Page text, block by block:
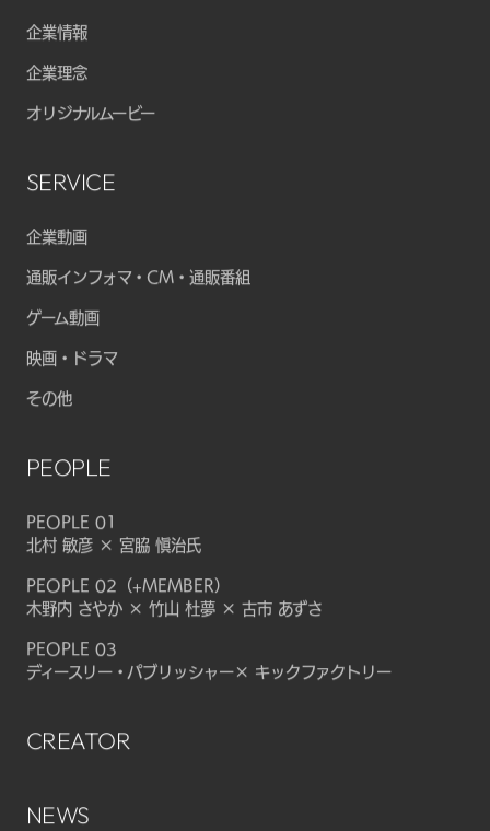
企業情報
企業理念
オリジナルムービー
SERVICE
企業動画
通販インフォマ・CM・通販番組
ゲーム動画
映画・ドラマ
その他
PEOPLE
PEOPLE 01
北村 敏彦 × 宮脇 愼治氏
PEOPLE 02（+MEMBER）
木野内 さやか × 竹山 杜夢 × 古市 あずさ
PEOPLE 03
ディースリー・パブリッシャー× キックファクトリー
CREATOR
NEWS